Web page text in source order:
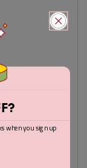
when you sign up